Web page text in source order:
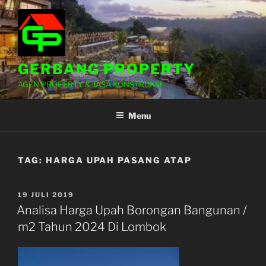
Lompat
ke
konten
GERBANG PROPERTY
AGEN PROPERTY & JASA KONSTRUKSI
Menu
TAG: HARGA UPAH PASANG ATAP
DIPOSKAN
PADA
19 JULI 2019
Analisa Harga Upah Borongan Bangunan /
m2 Tahun 2024 Di Lombok